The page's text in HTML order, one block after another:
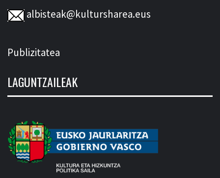
albisteak@kultursharea.eus
Publizitatea
LAGUNTZAILEAK